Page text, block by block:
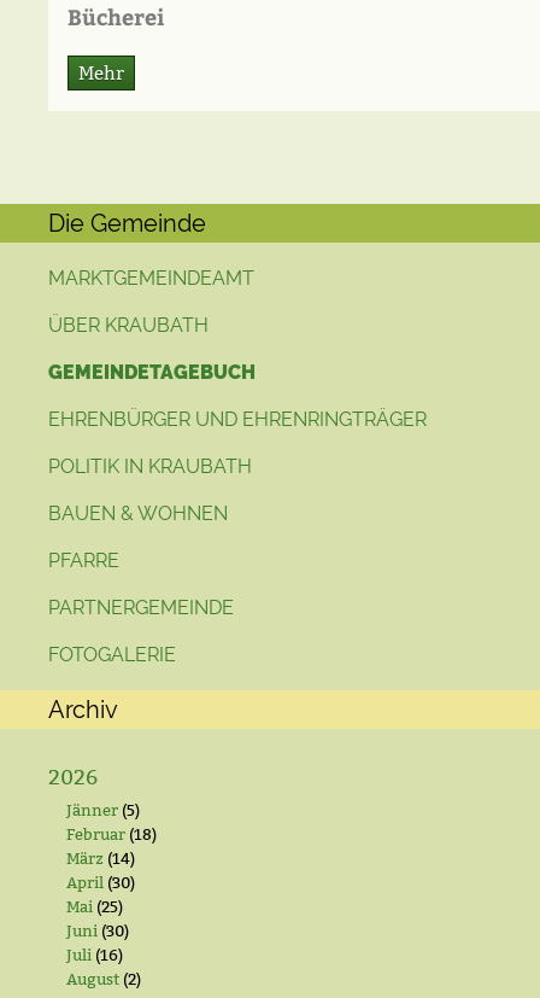
Bücherei
Mehr
Die Gemeinde
MARKTGEMEINDEAMT
ÜBER KRAUBATH
GEMEINDETAGEBUCH
EHRENBÜRGER UND EHRENRINGTRÄGER
POLITIK IN KRAUBATH
BAUEN & WOHNEN
PFARRE
PARTNERGEMEINDE
FOTOGALERIE
Archiv
2026
Jänner (5)
Februar (18)
März (14)
April (30)
Mai (25)
Juni (30)
Juli (16)
August (2)